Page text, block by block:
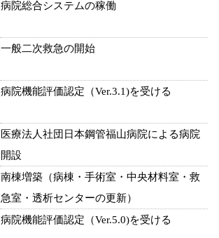
病院総合システムの稼働
一般二次救急の開始
病院機能評価認定（Ver.3.1)を受ける
医療法人社団日本鋼管福山病院による病院
開設
南棟増築（病棟・手術室・中央材料室・救
急室・透析センターの更新）
病院機能評価認定（Ver.5.0)を受ける